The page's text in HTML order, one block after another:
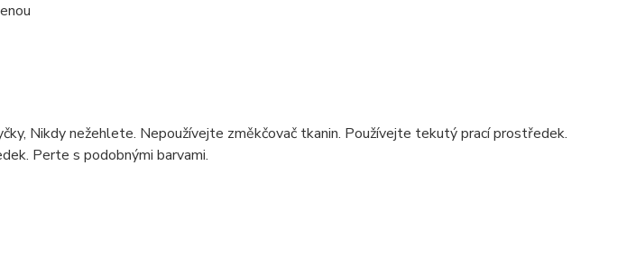
Nikdy nežehlete. Nepoužívejte změkčovač tkanin. Používejte tekutý prací prostředek.
Perte s podobnými barvami.